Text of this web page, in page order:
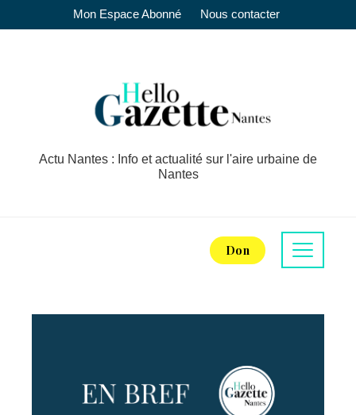
Mon Espace Abonné Nous contacter
Actu Nantes : Info et actualité sur l'aire urbaine de
Nantes
Don